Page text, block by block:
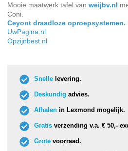
Mooie maatwerk tafel van weijbv.nl
Coni.
Ceyont draadloze oproepsystemen.
UwPagina.nl
Opzijnbest.nl
Snelle levering.
Deskundig advies.
Afhalen in Lexmond mogelijk.
Gratis verzending v.a. € 50,-
Grote voorraad.